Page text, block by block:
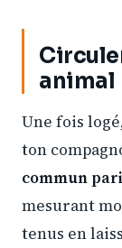
animal
Une fois
ton
commun
mesurant
tenus en